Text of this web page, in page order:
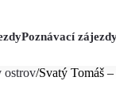
Poznávací
ostrov/Svatý Tomáš